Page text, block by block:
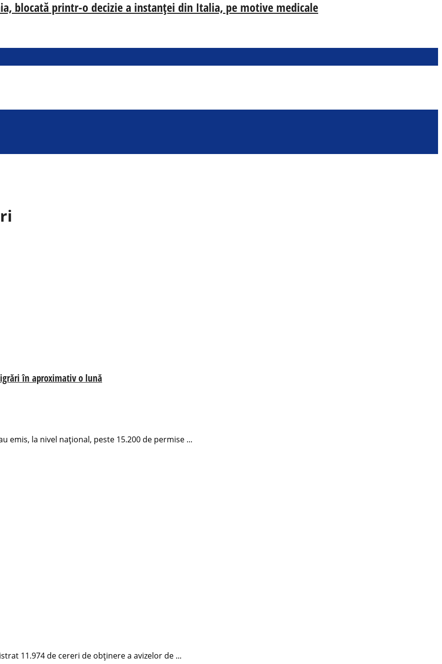
blocată printr-o decizie a instanței din Italia, pe motive medicale
în aproximativ o lună
emis, la nivel național, peste 15.200 de permise ...
11.974 de cereri de obținere a avizelor de ...